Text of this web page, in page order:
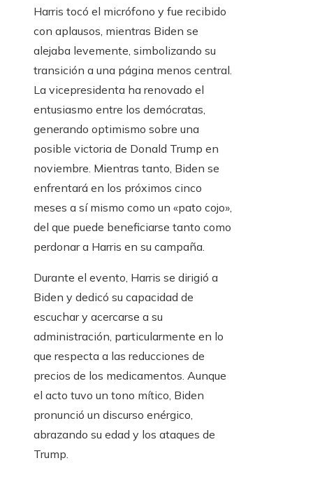
Harris tocó el micrófono y fue recibido
con aplausos, mientras Biden se
alejaba levemente, simbolizando su
transición a una página menos central.
La vicepresidenta ha renovado el
entusiasmo entre los demócratas,
generando optimismo sobre una
posible victoria de Donald Trump en
noviembre. Mientras tanto, Biden se
enfrentará en los próximos cinco
meses a sí mismo como un «pato cojo»,
del que puede beneficiarse tanto como
perdonar a Harris en su campaña.
Durante el evento, Harris se dirigió a
Biden y dedicó su capacidad de
escuchar y acercarse a su
administración, particularmente en lo
que respecta a las reducciones de
precios de los medicamentos. Aunque
el acto tuvo un tono mítico, Biden
pronunció un discurso enérgico,
abrazando su edad y los ataques de
Trump.